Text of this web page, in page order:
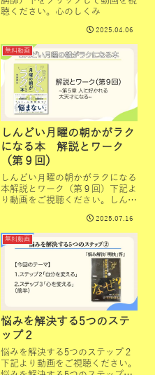
聴ください。心のしくみ
2025.04.06
無料動画
しんどい月曜の朝かがラク
になる本 解説とワーク
（第９回）
しんどい月曜の朝かがラクになる
本解説とワーク（第９回）下記よ
り動画をご視聴ください。しんど
解決する5つのステップココロ美
人になる方法ビジネスも人間関係
で決まる
2025.07.16
無料動画
悩みを解決する5つのステ
ップ２
悩みを解決する5つのステップ２
下記より動画をご視聴ください。